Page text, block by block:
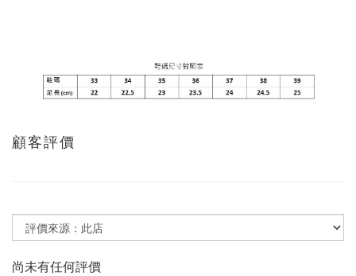
顧客評價
尚未有任何評價